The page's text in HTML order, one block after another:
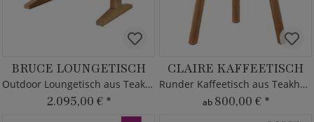
BRUCE LOUNGETISCH
Outdoor Loungetisch aus Teakholz - 140x80cm
2.095,00 € *
CLAIRE KAFFEETISCH
Runder Kaffeetisch aus Teakholz
ab 800,00 € *